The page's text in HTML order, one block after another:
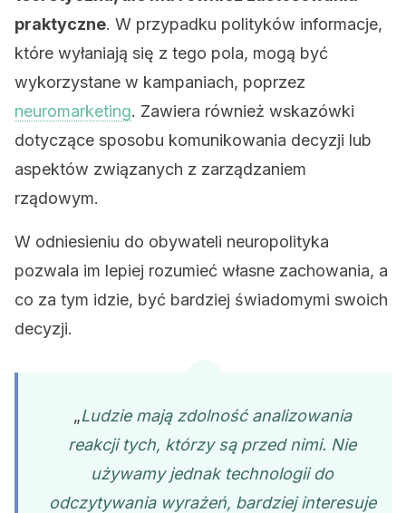
praktyczne. W przypadku polityków informacje,
które wyłaniają się z tego pola, mogą być
wykorzystane w kampaniach, poprzez
neuromarketing. Zawiera również wskazówki
dotyczące sposobu komunikowania decyzji lub
aspektów związanych z zarządzaniem
rządowym.
W odniesieniu do obywateli neuropolityka
pozwala im lepiej rozumieć własne zachowania, a
co za tym idzie, być bardziej świadomymi swoich
decyzji.
„Ludzie mają zdolność analizowania
reakcji tych, którzy są przed nimi. Nie
używamy jednak technologii do
odczytywania wyrażeń, bardziej interesuje